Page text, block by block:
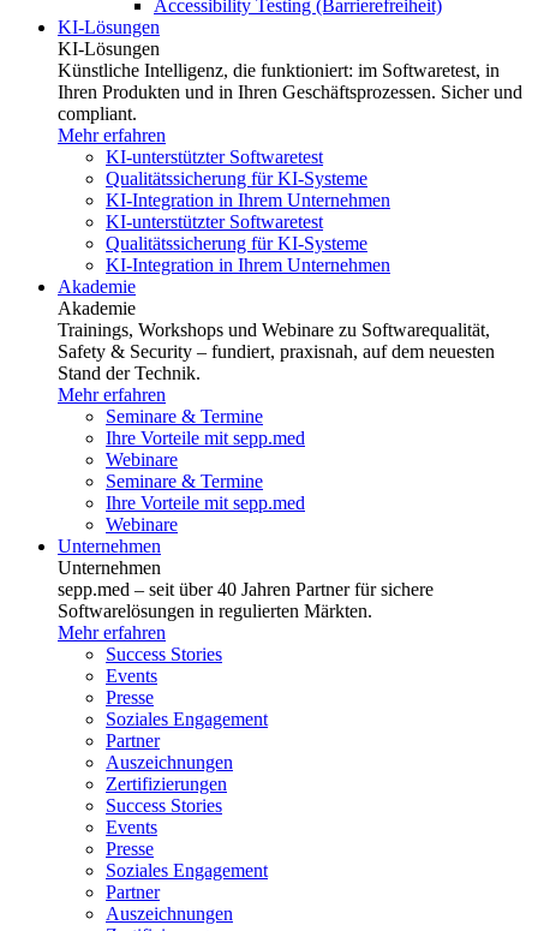
Accessibility Testing (Barrierefreiheit)
KI-Lösungen
KI-Lösungen
Künstliche Intelligenz, die funktioniert: im Softwaretest, in
Ihren Produkten und in Ihren Geschäftsprozessen. Sicher und
compliant.
Mehr erfahren
KI-unterstützter Softwaretest
Qualitätssicherung für KI-Systeme
KI-Integration in Ihrem Unternehmen
KI-unterstützter Softwaretest
Qualitätssicherung für KI-Systeme
KI-Integration in Ihrem Unternehmen
Akademie
Akademie
Trainings, Workshops und Webinare zu Softwarequalität,
Safety & Security – fundiert, praxisnah, auf dem neuesten
Stand der Technik.
Mehr erfahren
Seminare & Termine
Ihre Vorteile mit sepp.med
Webinare
Seminare & Termine
Ihre Vorteile mit sepp.med
Webinare
Unternehmen
Unternehmen
sepp.med – seit über 40 Jahren Partner für sichere
Softwarelösungen in regulierten Märkten.
Mehr erfahren
Success Stories
Events
Presse
Soziales Engagement
Partner
Auszeichnungen
Zertifizierungen
Success Stories
Events
Presse
Soziales Engagement
Partner
Auszeichnungen